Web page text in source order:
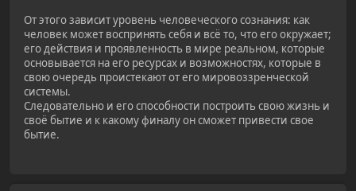
От этого зависит уровень человеческого сознания: как
человек может воспринять себя и всё то, что его окружает;
его действия и проявленность в мире реальном, которые
основывается на его ресурсах и возможностях, которые в
свою очередь проистекают от его мировоззренческой
системы.
Следовательно и его способности построить свою жизнь и
своё бытие и к какому финалу он сможет привести свое
бытие.